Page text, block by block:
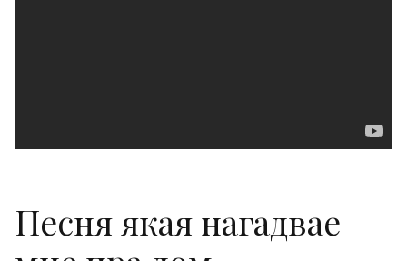
Песня якая нагадвае